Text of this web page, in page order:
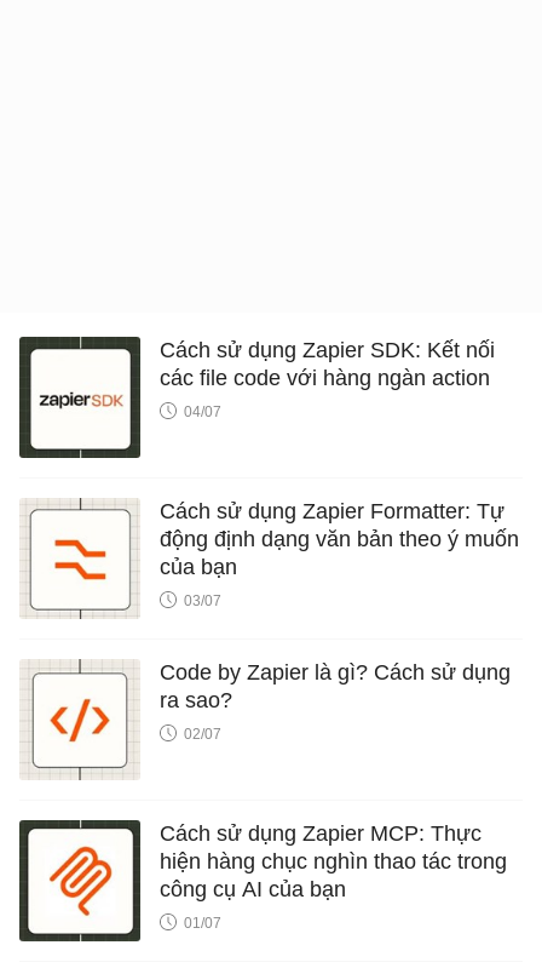
Cách sử dụng Zapier SDK: Kết nối
các file code với hàng ngàn action
04/07
Cách sử dụng Zapier Formatter: Tự
động định dạng văn bản theo ý muốn
của bạn
03/07
Code by Zapier là gì? Cách sử dụng
ra sao?
02/07
Cách sử dụng Zapier MCP: Thực
hiện hàng chục nghìn thao tác trong
công cụ AI của bạn
01/07